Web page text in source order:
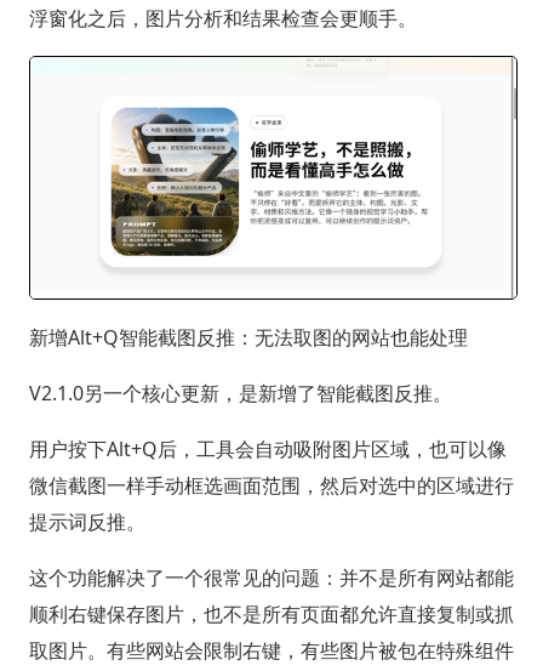
浮窗化之后，图片分析和结果检查会更顺手。
新增Alt+Q智能截图反推：无法取图的网站也能处理
V2.1.0另一个核心更新，是新增了智能截图反推。
用户按下Alt+Q后，工具会自动吸附图片区域，也可以像
微信截图一样手动框选画面范围，然后对选中的区域进行
提示词反推。
这个功能解决了一个很常见的问题：并不是所有网站都能
顺利右键保存图片，也不是所有页面都允许直接复制或抓
取图片。有些网站会限制右键，有些图片被包在特殊组件